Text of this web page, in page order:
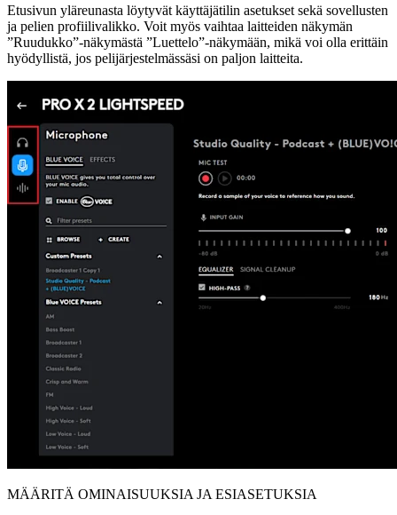
Etusivun yläreunasta löytyvät käyttäjätilin asetukset sekä sovellusten
ja pelien profiilivalikko. Voit myös vaihtaa laitteiden näkymän
”Ruudukko”-näkymästä ”Luettelo”-näkymään, mikä voi olla erittäin
hyödyllistä, jos pelijärjestelmässäsi on paljon laitteita.
MÄÄRITÄ OMINAISUUKSIA JA ESIASETUKSIA